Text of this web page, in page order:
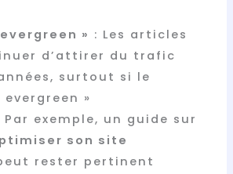
» : Les articles
d’attirer du trafic
surtout si le
»
exemple, un guide sur
son site
rester pertinent